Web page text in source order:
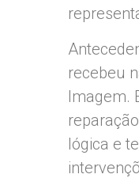
recebeu
Imagem.
lógica e